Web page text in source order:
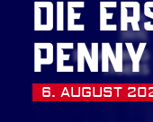
DIE
6. AUGUST